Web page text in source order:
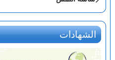
الشهادات